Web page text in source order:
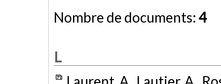
Nombre de documents: 4
L